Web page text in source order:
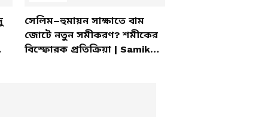
সেলিম–হুমায়ন সাক্ষাতে বাম
জোটে নতুন সমীকরণ? শমীকের
বিস্ফোরক প্রতিক্রিয়া | Samik